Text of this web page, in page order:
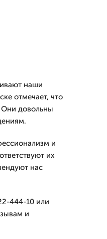
наши
отмечает, что
Они довольны
и
их
нас
444-10 или
и